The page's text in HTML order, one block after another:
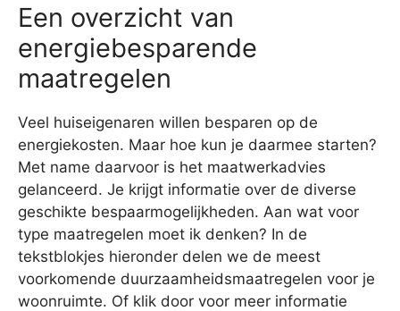
Een overzicht van
energiebesparende
maatregelen
Veel huiseigenaren willen besparen op de
energiekosten. Maar hoe kun je daarmee starten?
Met name daarvoor is het maatwerkadvies
gelanceerd. Je krijgt informatie over de diverse
geschikte bespaarmogelijkheden. Aan wat voor
type maatregelen moet ik denken? In de
tekstblokjes hieronder delen we de meest
voorkomende duurzaamheidsmaatregelen voor je
woonruimte. Of klik door voor meer informatie